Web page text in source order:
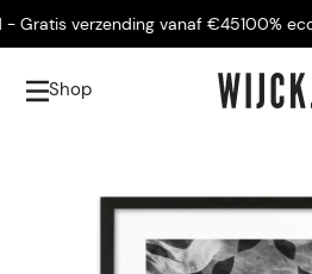
verzending vanaf €45100% eco
Shop